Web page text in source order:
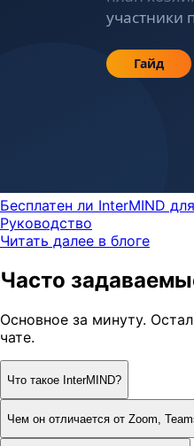
Бесплатен ли InterMIND
Руководство
Читать далее в блоге
Часто
Основное за минуту.
чате.
Что такое InterMIND?
Чем он отличается от Zoom,